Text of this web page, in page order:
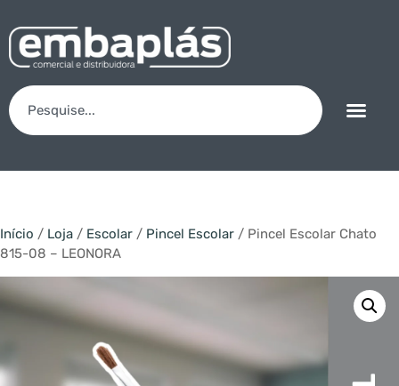
Início / Loja / Escolar / Pincel Escolar / Pincel Escolar Chato
815-08 – LEONORA